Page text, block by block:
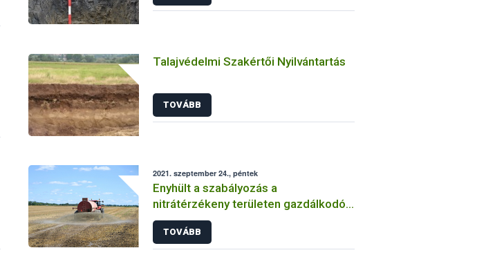
Talajvédelmi Szakértői Nyilvántartás
TOVÁBB
2021. szeptember 24., péntek
Enyhült a szabályozás a
nitrátérzékeny területen gazdálkodók
esetében
TOVÁBB